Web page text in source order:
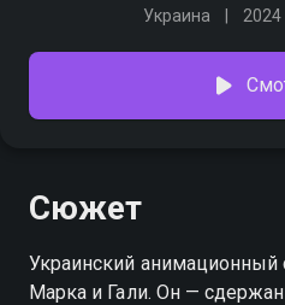
Украина
2024
Сюжет
Украинский анимационный
Марка и Гали. Он —